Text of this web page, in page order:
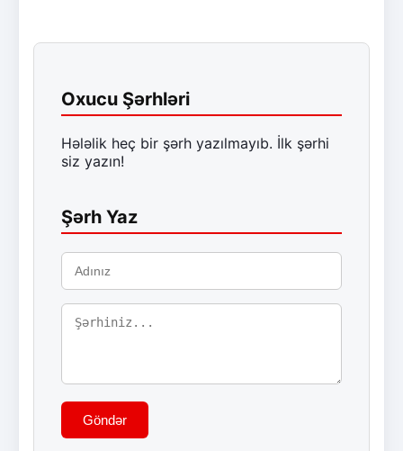
Oxucu Şərhləri
Hələlik heç bir şərh yazılmayıb. İlk şərhi
siz yazın!
Şərh Yaz
Göndər